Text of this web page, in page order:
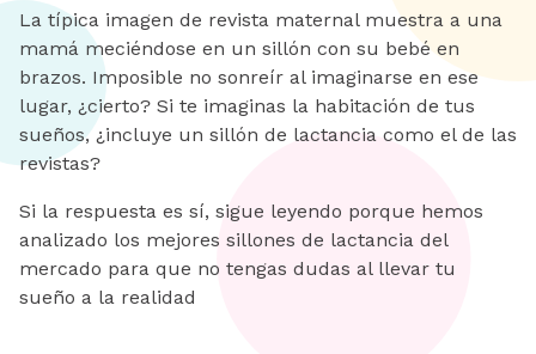
La típica imagen de revista maternal muestra a una
mamá meciéndose en un sillón con su bebé en
brazos. Imposible no sonreír al imaginarse en ese
lugar, ¿cierto? Si te imaginas la habitación de tus
sueños, ¿incluye un sillón de lactancia como el de las
revistas?
Si la respuesta es sí, sigue leyendo porque hemos
analizado los mejores sillones de lactancia del
mercado para que no tengas dudas al llevar tu
sueño a la realidad